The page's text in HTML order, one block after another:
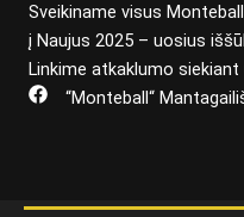
Sveikiname visus
į Naujus 2025 – uosius
Linkime atkaklumo
“Monteball“